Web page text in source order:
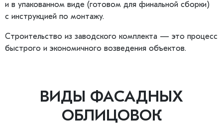
и в упакованном виде (готовом для финальной сборки)
с инструкцией по монтажу.
Строительство из заводского комплекта — это процесс
быстрого и экономичного возведения объектов.
ВИДЫ ФАСАДНЫХ
ОБЛИЦОВОК